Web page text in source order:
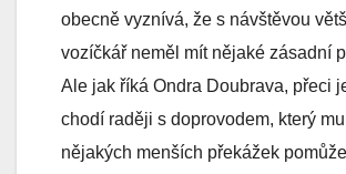
obecně vyznívá, že s návštěvou
vozíčkář neměl mít nějaké zásadní
Ale jak říká Ondra Doubrava, přeci
chodí raději s doprovodem, který
nějakých menších překážek